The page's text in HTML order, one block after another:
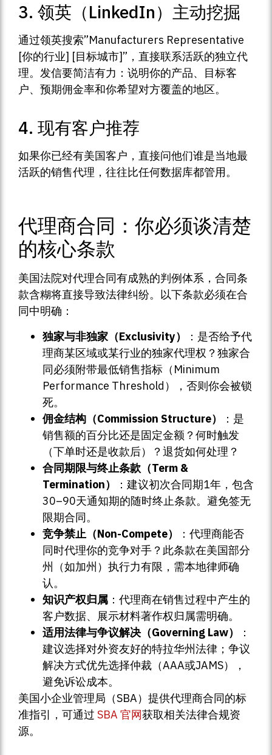
3. 领英（LinkedIn）主动挖掘
通过领英搜索”Manufacturers Representative
[你的行业] [目标城市]”，直接联系活跃的独立代
理。发信要简洁有力：说明你的产品、目标客
户、预期佣金率和你希望对方覆盖的地区。
4. 现有客户推荐
如果你已经有美国客户，直接问他们谁是当地最
活跃的销售代理，往往比任何数据库都管用。
代理商合同：你必须谈清楚
的核心条款
美国法院对代理合同有成熟的判例体系，合同条
款含糊将直接导致法律纠纷。以下条款必须在合
同中明确：
独家与非独家（Exclusivity）
：是否给予代
理商某区域或某行业的独家代理权？独家合
同必须附带最低销售指标（Minimum
Performance Threshold），否则你会被锁
死。
佣金结构（Commission Structure）
：是
销售额的百分比还是固定金额？何时触发
（下单时还是收款后）？退货如何处理？
合同期限与终止条款（Term &
Termination）
：建议初次合同期1年，包含
30–90天通知期的随时终止条款。避免签无
限期合同。
竞争禁止（Non-Compete）
：代理商能否
同时代理你的竞争对手？此条款在美国部分
州（如加州）执行力有限，需本地律师确
认。
知识产权归属 ：代理商在销售过程中产生的
客户数据、展示材料著作权归属需明确。
适用法律与争议解决（Governing Law）
：
建议选择对外资友好的特拉华州法律；争议
解决方式优先选择仲裁（AAA或JAMS），
避免诉讼成本。
美国小企业管理局（SBA）提供代理商合同的标
准指引，可通过 SBA 官网获取相关法律合规资
源。